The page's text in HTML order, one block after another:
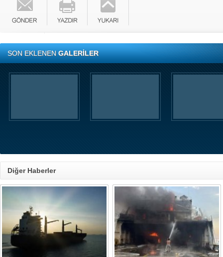
SON EKLENENGALERİLER
Diğer Haberler